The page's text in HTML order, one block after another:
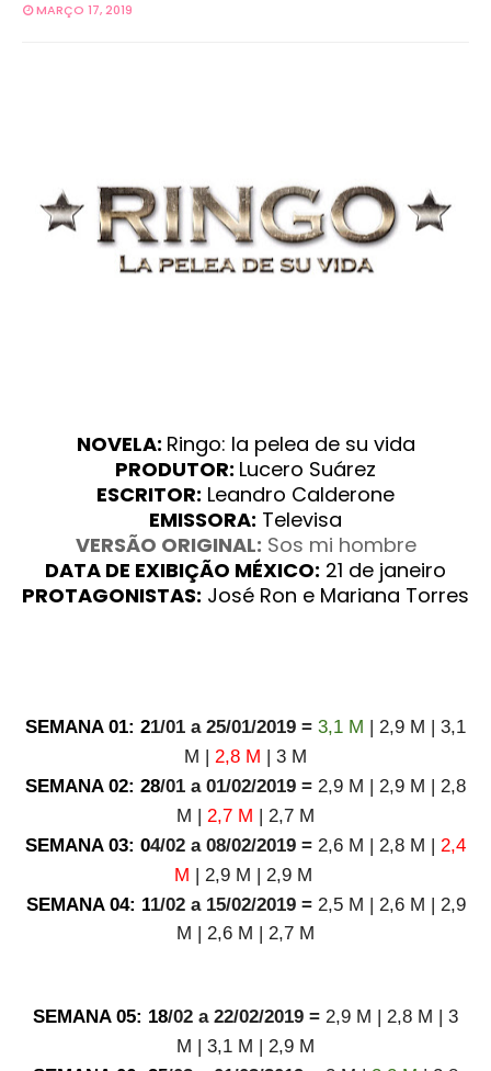
MARÇO 17, 2019
NOVELA: Ringo: la pelea de su vida
PRODUTOR: Lucero Suárez
ESCRITOR: Leandro Calderone
EMISSORA: Televisa
VERSÃO ORIGINAL: Sos mi hombre
DATA DE EXIBIÇÃO MÉXICO: 21 de janeiro
PROTAGONISTAS: José Ron e Mariana Torres
SEMANA 01: 21/01 a 25/01/2019 = 3,1 M | 2,9 M | 3,1
M | 2,8 M | 3 M
SEMANA 02: 28/01 a 01/02/2019 = 2,9 M | 2,9 M | 2,8
M | 2,7 M | 2,7 M
SEMANA 03: 04/02 a 08/02/2019 = 2,6 M | 2,8 M | 2,4
M | 2,9 M | 2,9 M
SEMANA 04: 11/02 a 15/02/2019 =2,5 M | 2,6 M | 2,9
M | 2,6 M | 2,7 M
SEMANA 05: 18/02 a 22/02/2019 = 2,9 M | 2,8 M | 3
M | 3,1 M | 2,9 M